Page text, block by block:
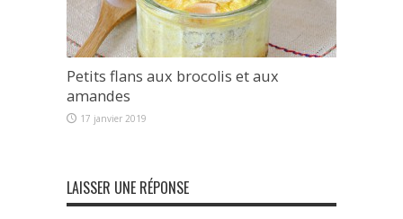
Petits flans aux brocolis et aux
amandes
17 janvier 2019
LAISSER UNE RÉPONSE